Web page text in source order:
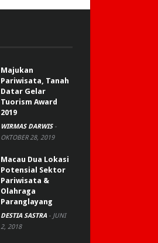
Majukan
Pariwisata, Tanah
Datar Gelar
Tuorism Award
2019
WIRMAS DARWIS -
OKTOBER 28, 2019
Macau Dua Lokasi
Potensial Sektor
Pariwisata &
Olahraga
Paranglayang
DESTIA SASTRA - JUNI
2, 2018